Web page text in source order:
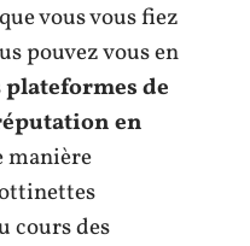
vous vous fiez
pouvez vous en
plateformes de
en
manière
cours des